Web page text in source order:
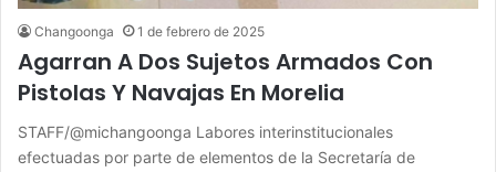
Changoonga 1 de febrero de 2025
Agarran A Dos Sujetos Armados Con
Pistolas Y Navajas En Morelia
STAFF/@michangoonga Labores interinstitucionales
efectuadas por parte de elementos de la Secretaría de